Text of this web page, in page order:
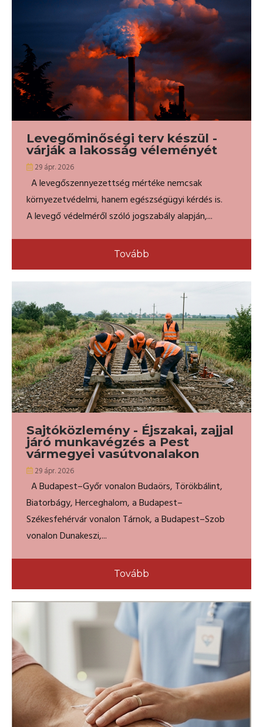
Levegőminőségi terv készül -
várják a lakosság véleményét
29 ápr. 2026
A levegőszennyezettség mértéke nemcsak
környezetvédelmi, hanem egészségügyi kérdés is.
A levegő védelméről szóló jogszabály alapján,...
Tovább
Sajtóközlemény - Éjszakai, zajjal
járó munkavégzés a Pest
vármegyei vasútvonalakon
29 ápr. 2026
A Budapest–Győr vonalon Budaörs, Törökbálint,
Biatorbágy, Herceghalom, a Budapest–
Székesfehérvár vonalon Tárnok, a Budapest–Szob
vonalon Dunakeszi,...
Tovább